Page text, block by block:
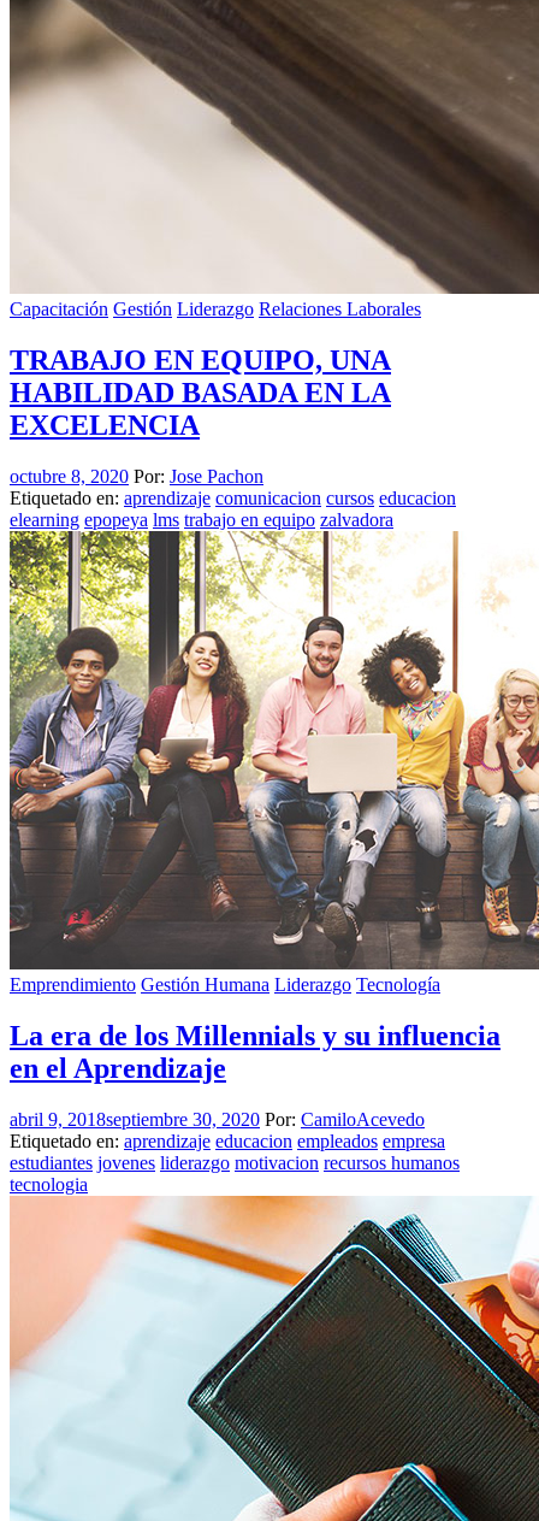
Capacitación Gestión Liderazgo Relaciones Laborales
TRABAJO EN EQUIPO, UNA
HABILIDAD BASADA EN LA
EXCELENCIA
octubre 8, 2020 Por: Jose Pachon
Etiquetado en: aprendizaje comunicacion cursos educacion
elearning epopeya lms trabajo en equipo zalvadora
Emprendimiento Gestión Humana Liderazgo Tecnología
La era de los Millennials y su influencia
en el Aprendizaje
abril 9, 2018septiembre 30, 2020 Por: CamiloAcevedo
Etiquetado en: aprendizaje educacion empleados empresa
estudiantes jovenes liderazgo motivacion recursos humanos
tecnologia